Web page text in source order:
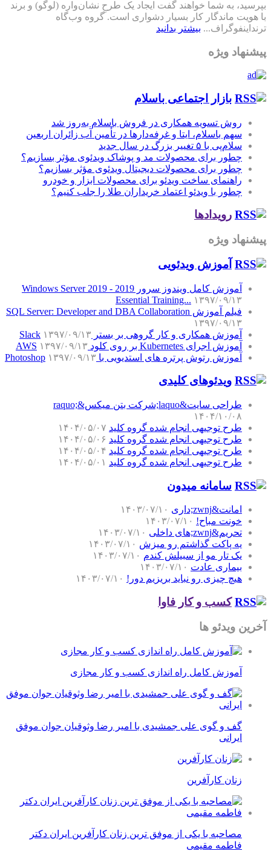
بپرسید، به شما خواهند گفت ایجاد یک طرحِ نشان‌واره (لوگو) و برند
با هویت ماندگار کار بسیار دشواری است. گروه وب‌گاه
ترنداینفوگراف... بیشتر بدانید
پیشنهاد ویژه
بازار اجتماعی باسلام
روش تسویه همکاری در فروش باسلام به‌روز شد
سهم باسلام، ایتا و غرفه‌دارها در تأمین آب زائران اربعین
سلام‌پی با ۵ تغییر بزرگ در سال جدید
چطور برای محصولات مد و پوشاک ویدئوی مؤثر بسازیم؟
چطور برای محصولات دیجیتال ویدئوی مؤثر بسازیم؟
راهنمای ساخت ویدئو برای محصولات ابزار و خودرو
چطور با ویدئو اعتماد خریداران طلا را جلب کنیم؟
رویدادها
پیشنهاد ویژه
آموزش‌ ویدئویی
آموزش کامل ویندوز سرور 2019 - Windows Server 2019
Essential Training... ۱۳۹۷/۰۹/۱۳
فیلم آموزش SQL Server: Developer and DBA Collaboration
۱۳۹۷/۰۹/۱۳
آموزش همکاری و کار گروهی بر بستر Slack ۱۳۹۷/۰۹/۱۳
آموزش اجرای Kubernetes بر روی کلود AWS
۱۳۹۷/۰۹/۱۳
آموزش رتوش پرتره های استدیویی با Photoshop ۱۳۹۷/۰۹/۱۳
ویدئوهای کلیدی
طراحی سایت&laquo;شرکت بتن میکس&raquo;
۱۴۰۴/۱۰/۰۸
طرح توجیهی انجام شده گروه کلید ۱۴۰۴/۰۵/۰۷
طرح توجیهی انجام شده گروه کلید ۱۴۰۴/۰۵/۰۶
طرح توجیهی انجام شده گروه کلید ۱۴۰۴/۰۵/۰۴
طرح توجیهی انجام شده گروه کلید ۱۴۰۴/۰۵/۰۱
سامانه میدون
امانت&zwnj;داری
۱۴۰۳/۰۷/۱۰
خونت مباح! ۱۴۰۳/۰۷/۱۰
تحریم&zwnj;های داخلی
۱۴۰۳/۰۷/۱۰
یه پاکت گذاشتم رو میزش ۱۴۰۳/۰۷/۱۰
یک تار مو از سبیلش کندم ۱۴۰۳/۰۷/۱۰
بیماری عادت ۱۴۰۳/۰۷/۱۰
هیچ چیزی رو نباید بریزیم دور! ۱۴۰۳/۰۷/۱۰
کسب و کار فاوا
آخرین ویدئو ها
آموزش کامل راه اندازی کسب و کار مجازی
گف و گوی علی جمشیدی با امیر رضا وثوقیان جوان موفق
ایرانی
زنان کارآفرین
مصاحبه با یکی از موفق ترین زنان کارآفرین ایران دکتر
فاطمه مقیمی